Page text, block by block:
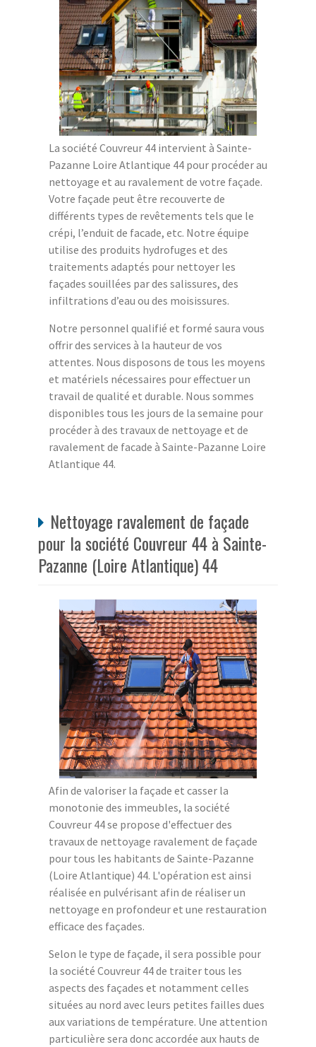
La société Couvreur 44 intervient à Sainte-
Pazanne Loire Atlantique 44 pour procéder au
nettoyage et au ravalement de votre façade.
Votre façade peut être recouverte de
différents types de revêtements tels que le
crépi, l’enduit de facade, etc. Notre équipe
utilise des produits hydrofuges et des
traitements adaptés pour nettoyer les
façades souillées par des salissures, des
infiltrations d’eau ou des moisissures.
Notre personnel qualifié et formé saura vous
offrir des services à la hauteur de vos
attentes. Nous disposons de tous les moyens
et matériels nécessaires pour effectuer un
travail de qualité et durable. Nous sommes
disponibles tous les jours de la semaine pour
procéder à des travaux de nettoyage et de
ravalement de facade à Sainte-Pazanne Loire
Atlantique 44.
Nettoyage ravalement de façade
pour la société Couvreur 44 à Sainte-
Pazanne (Loire Atlantique) 44
Afin de valoriser la façade et casser la
monotonie des immeubles, la société
Couvreur 44 se propose d'effectuer des
travaux de nettoyage ravalement de façade
pour tous les habitants de Sainte-Pazanne
(Loire Atlantique) 44. L'opération est ainsi
réalisée en pulvérisant afin de réaliser un
nettoyage en profondeur et une restauration
efficace des façades.
Selon le type de façade, il sera possible pour
la société Couvreur 44 de traiter tous les
aspects des façades et notamment celles
situées au nord avec leurs petites failles dues
aux variations de température. Une attention
particulière sera donc accordée aux hauts de